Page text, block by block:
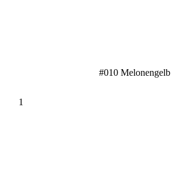
#010 Melonengelb